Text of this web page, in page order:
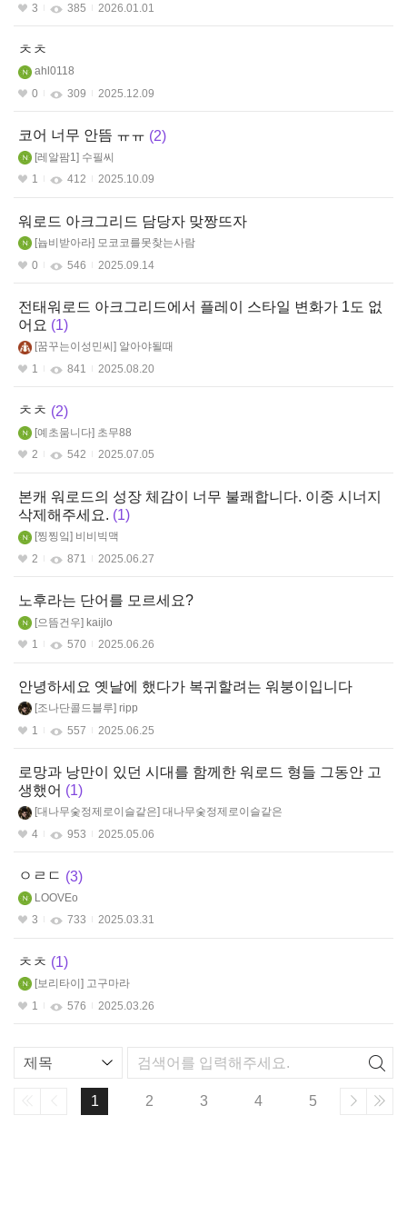
3
385 2026.01.01
ㅊㅊ
ahl0118
0
309 2025.12.09
코어 너무 안뜸 ㅠㅠ 2
레알팜1
수필씨
1
412 2025.10.09
워로드 아크그리드 담당자 맞짱뜨자
늅비받아라 모코코를못찾는사람
0
546 2025.09.14
전태워로드 아크그리드에서 플레이 스타일 변화가 1도 없
어요
1
꿈꾸는이성민씨
알아야될때
1
841 2025.08.20
ㅊㅊ 2
예초뭄니다 초무88
2
542 2025.07.05
본캐 워로드의 성장 체감이 너무 불쾌합니다. 이중 시너지
삭제해주세요.
1
찡찡잌
비비빅맥
2
871 2025.06.27
노후라는 단어를 모르세요?
으뜸건우 kaijlo
1
570 2025.06.26
안녕하세요 옛날에 했다가 복귀할려는 워붕이입니다
조나단콜드블루 ripp
1
557 2025.06.25
로망과 낭만이 있던 시대를 함께한 워로드 형들 그동안 고
생했어
1
대나무숯정제로이슬같은 대나무숯정제로이슬같은
4
953 2025.05.06
ㅇㄹㄷ 3
LOOVEo
3
733 2025.03.31
ㅊㅊ 1
보리타이
고구마라
1
576 2025.03.26
스
1 2 3 4 5